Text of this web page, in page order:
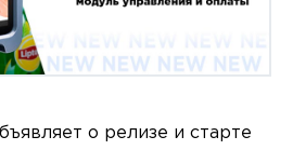
о релизе и старте